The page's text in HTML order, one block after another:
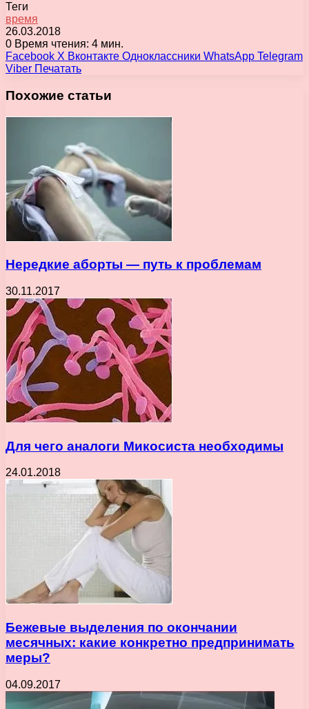
Теги
время
26.03.2018
0 Время чтения: 4 мин.
Facebook X Вконтакте Одноклассники WhatsApp Telegram
Viber Печатать
Похожие статьи
Нередкие аборты — путь к проблемам
30.11.2017
Для чего аналоги Микосиста необходимы
24.01.2018
Бежевые выделения по окончании
месячных: какие конкретно предпринимать
меры?
04.09.2017